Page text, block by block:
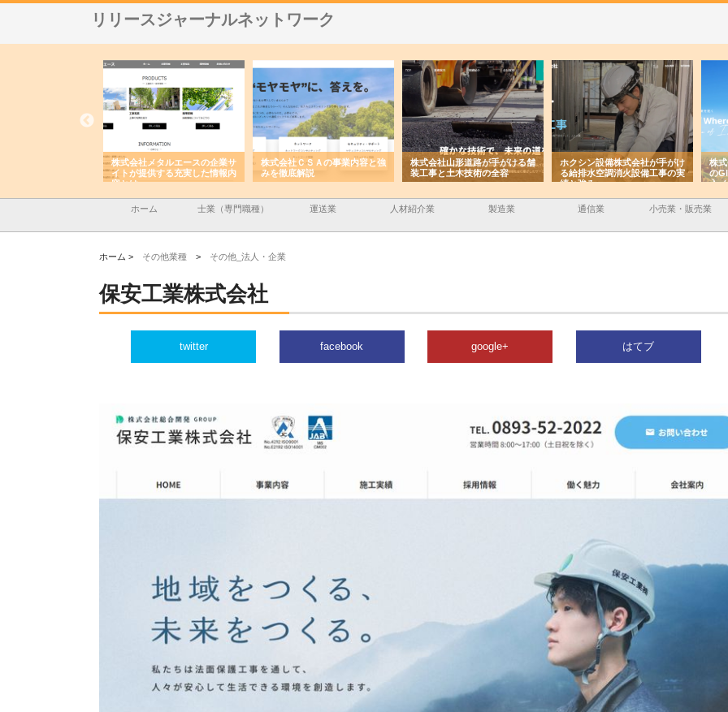
リリースジャーナルネットワーク
株式会社メタルエースの企業サ
イトが提供する充実した情報内
容とは
株式会社ＣＳＡの事業内容と強
みを徹底解説
株式会社山形道路が手がける舗
装工事と土木技術の全容
ホクシン設備株式会社が手がけ
る給排水空調消火設備工事の実
績と強み
株
の
入
ホーム 士業（専門職種） 運送業 人材紹介業 製造業 通信業 小売業・販売業
ホーム > その他業種 > その他_法人・企業
保安工業株式会社
twitter facebook google+ はてブ